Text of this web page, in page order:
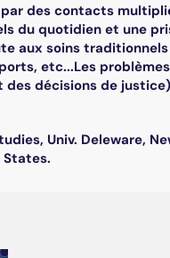
des contacts
du quotidien et une
aux soins
etc...Les
des décisions de
Univ. Deleware,